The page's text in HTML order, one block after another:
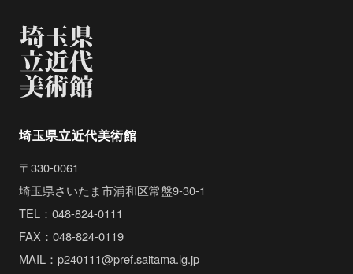
埼玉県立近代美術館
〒330-0061
埼玉県さいたま市浦和区常盤9-30-1
TEL：048-824-0111
FAX：048-824-0119
MAIL：p240111@pref.saitama.lg.jp